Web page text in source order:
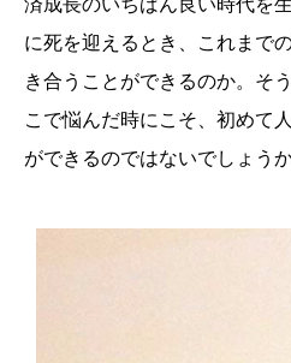
に死を迎えるとき、これまで
き合うことができるのか。そ
こで悩んだ時にこそ、初めて
ができるのではないでしょうか